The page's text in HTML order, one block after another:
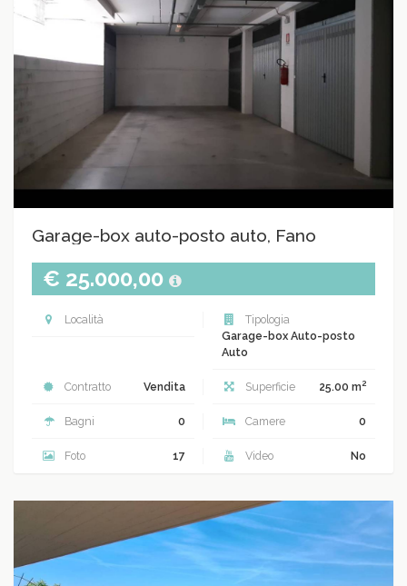
Garage-box auto-posto auto, Fano
€ 25.000,00
Località
Tipologia
Garage-box Auto-posto
Auto
Contratto Vendita Superficie 25.00 m2
Bagni 0 Camere 0
Foto 17 Video No